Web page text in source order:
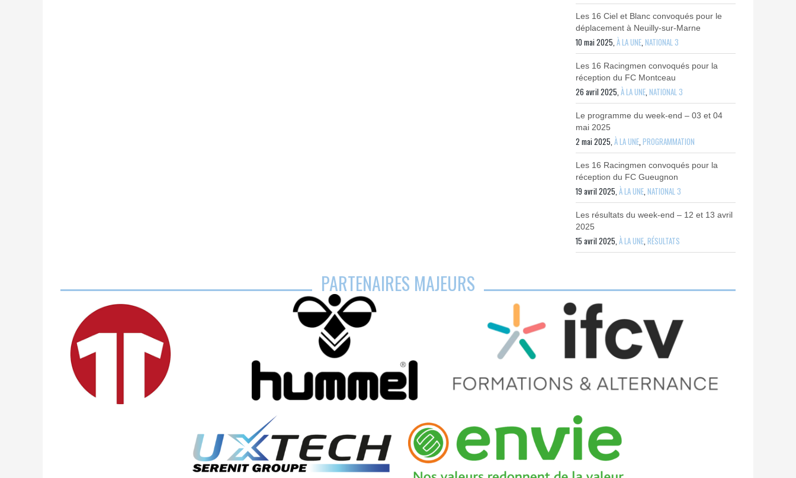
Les 16 Ciel et Blanc convoqués pour le
déplacement à Neuilly-sur-Marne
10 mai 2025,À LA UNE,NATIONAL 3
Les 16 Racingmen convoqués pour la
réception du FC Montceau
26 avril 2025,À LA UNE,NATIONAL 3
Le programme du week-end – 03 et 04
mai 2025
2 mai 2025,À LA UNE,PROGRAMMATION
Les 16 Racingmen convoqués pour la
réception du FC Gueugnon
19 avril 2025,À LA UNE,NATIONAL 3
Les résultats du week-end – 12 et 13 avril
2025
15 avril 2025,À LA UNE,RÉSULTATS
PARTENAIRES MAJEURS